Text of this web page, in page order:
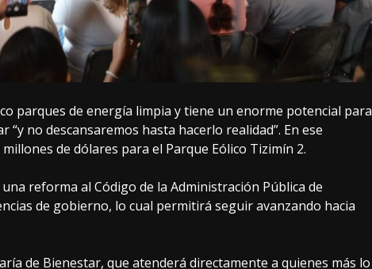
parques de energía limpia y tiene un enorme potencial para
no descansaremos hasta hacerlo realidad”. En ese
de dólares para el Parque Eólico Tizimín 2.
reforma al Código de la Administración Pública de
de gobierno, lo cual permitirá seguir avanzando hacia
de Bienestar, que atenderá directamente a quienes más lo